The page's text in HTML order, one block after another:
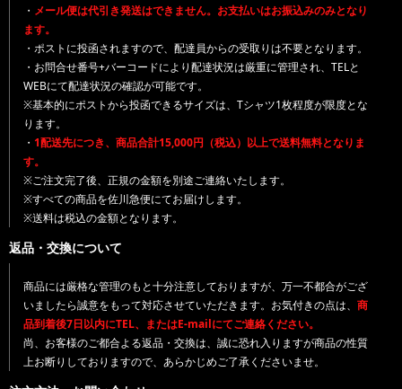
・ メール便は代引き発送はできません。お支払いはお振込みのみとなり
ます。
・ポストに投函されますので、配達員からの受取りは不要となります。
・お問合せ番号+バーコードにより配達状況は厳重に管理され、TELと
WEBにて配達状況の確認が可能です。
※基本的にポストから投函できるサイズは、Tシャツ1枚程度が限度とな
ります。
・ 1配送先につき、商品合計15,000円（税込）以上で送料無料となりま
す。
※ご注文完了後、正規の金額を別途ご連絡いたします。
※すべての商品を佐川急便にてお届けします。
※送料は税込の金額となります。
返品・交換について
商品には厳格な管理のもと十分注意しておりますが、万一不都合がござ
いましたら誠意をもって対応させていただきます。お気付きの点は、 商
品到着後7日以内にTEL、またはE-mailにてご連絡ください。
尚、お客様のご都合よる返品・交換は、誠に恐れ入りますが商品の性質
上お断りしておりますので、あらかじめご了承くださいませ。